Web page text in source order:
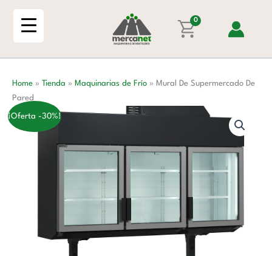
0
Home » Tienda » Maquinarias de Frío » Mural De Supermercado De
Pared
¡Oferta -30%!
Pared
cantidad